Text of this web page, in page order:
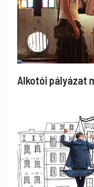
Alkotói pályázat